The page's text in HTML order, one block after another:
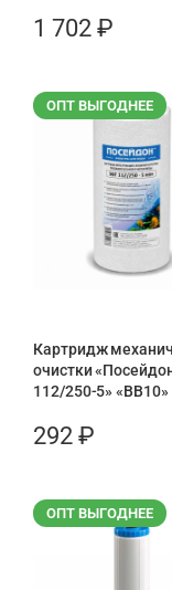
1 702 ₽
ОПТ ВЫГОДНЕЕ
Картридж
очистки
112/250-5» «ВВ10»
292 ₽
ОПТ ВЫГОДНЕЕ